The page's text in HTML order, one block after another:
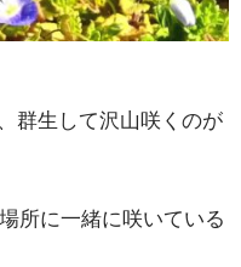
群生して沢山咲くのが
所に一緒に咲いている